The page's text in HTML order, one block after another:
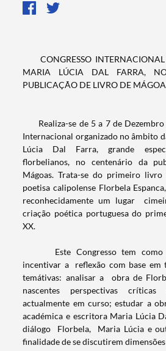
Termo de Pesquisa
CONGRESSO
MARIA LÚCIA DAL FARRA,
PUBLICAÇÃO DE LIVRO DE
Realiza-se de 5 a 7 de Dezembro
Internacional organizado no âmbito
Lúcia Dal Farra, grande
florbelianos, no centenário da
Mágoas. Trata-se do primeiro
poetisa calipolense Florbela
reconhecidamente um lugar
criação poética portuguesa do
XX.
Este Congresso tem como
incentivar a reflexão com base em
temátivas: analisar a obra de
nascentes perspectivas
actualmente em curso; estudar a
académica e escritora Maria Lúcia
diálogo Florbela, Maria Lúcia e
finalidade de se discutirem